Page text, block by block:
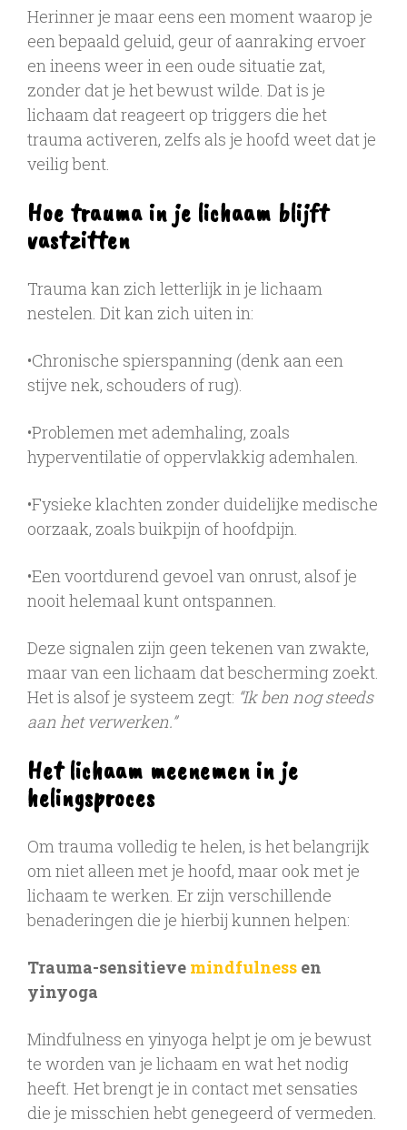
Herinner je maar eens een moment waarop je
een bepaald geluid, geur of aanraking ervoer
en ineens weer in een oude situatie zat,
zonder dat je het bewust wilde. Dat is je
lichaam dat reageert op triggers die het
trauma activeren, zelfs als je hoofd weet dat je
veilig bent.
Hoe trauma in je lichaam blijft
vastzitten
Trauma kan zich letterlijk in je lichaam
nestelen. Dit kan zich uiten in:
•Chronische spierspanning (denk aan een
stijve nek, schouders of rug).
•Problemen met ademhaling, zoals
hyperventilatie of oppervlakkig ademhalen.
•Fysieke klachten zonder duidelijke medische
oorzaak, zoals buikpijn of hoofdpijn.
•Een voortdurend gevoel van onrust, alsof je
nooit helemaal kunt ontspannen.
Deze signalen zijn geen tekenen van zwakte,
maar van een lichaam dat bescherming zoekt.
Het is alsof je systeem zegt: “Ik ben nog steeds
aan het verwerken.”
Het lichaam meenemen in je
helingsproces
Om trauma volledig te helen, is het belangrijk
om niet alleen met je hoofd, maar ook met je
lichaam te werken. Er zijn verschillende
benaderingen die je hierbij kunnen helpen:
Trauma-sensitieve mindfulness en
yinyoga
Mindfulness en yinyoga helpt je om je bewust
te worden van je lichaam en wat het nodig
heeft. Het brengt je in contact met sensaties
die je misschien hebt genegeerd of vermeden.